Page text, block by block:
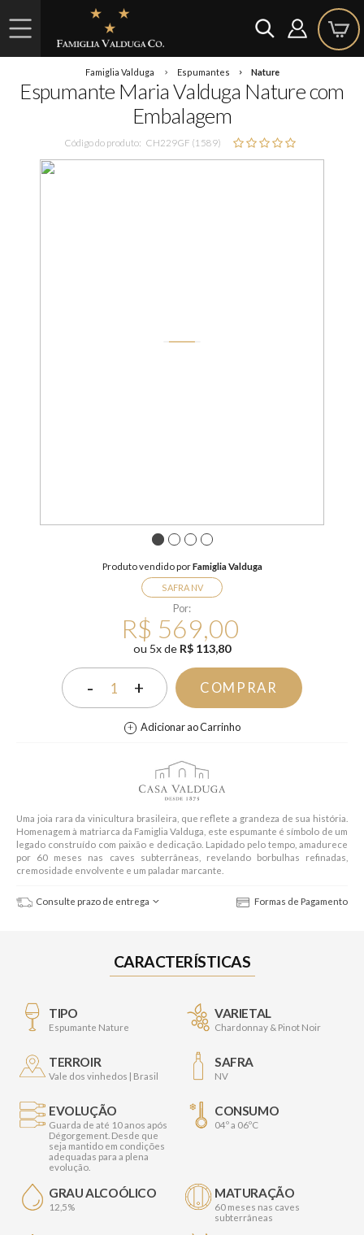
Famiglia Valduga Espumantes Nature
Espumante Maria Valduga Nature com
Embalagem
Código do produto: CH229GF (1589)
1 2 3 4
Produto vendido porFamiglia Valduga
SAFRA NV
Por:
R$ 569,00
ou 5xde R$ 113,80
- 1 + COMPRAR
Adicionar ao Carrinho
Uma joia rara da vinicultura brasileira, que reflete a grandeza de sua história.
Homenagem à matriarca da Famiglia Valduga, este espumante é símbolo de um
legado construído com paixão e dedicação. Lapidado pelo tempo, amadurece
por 60 meses nas caves subterrâneas, revelando borbulhas refinadas,
cremosidade envolvente e um paladar marcante.
Consulte prazo de entrega Formas de Pagamento
CARACTERÍSTICAS
TIPO
Espumante Nature
VARIETAL
Chardonnay & Pinot Noir
TERROIR
Vale dos vinhedos | Brasil
SAFRA
NV
EVOLUÇÃO
Guarda de até 10 anos após
Dégorgement. Desde que
seja mantido em condições
adequadas para a plena
evolução.
CONSUMO
04º a 06ºC
GRAU ALCOÓLICO
12,5%
MATURAÇÃO
60 meses nas caves
subterrâneas